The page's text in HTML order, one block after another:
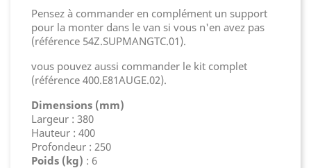
Pensez à commander en complément un support
pour la monter dans le van si vous n'en avez pas
(référence 54Z.SUPMANGTC.01).
vous pouvez aussi commander le kit complet
(référence 400.E81AUGE.02).
Dimensions (mm)
Largeur : 380
Hauteur : 400
Profondeur : 250
Poids (kg) : 6